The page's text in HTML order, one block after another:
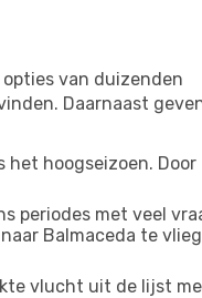
van duizenden
Daarnaast
hoogseizoen.
periodes met veel
Balmaceda te
vlucht uit de lijst